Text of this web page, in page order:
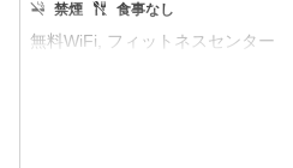
禁煙 食事なし